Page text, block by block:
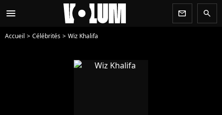
menu newsletter search
Accueil Célébrités Wiz Khalifa